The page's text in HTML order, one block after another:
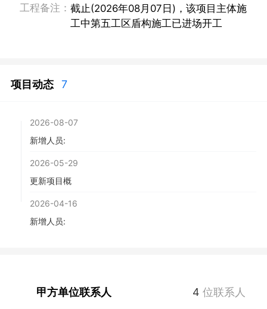
全线平均站间距为1.33公里。线路另设一站一场，于北
端设黄河北车辆基地，中部设西周家庄停车场。车辆采
工程备注： 截止(2026年08月07日)，该项目主体施
工中第五工区盾构施工已进场开工
项目动态 7
2026-08-07
新增人员:
2026-05-29
更新项目概
2026-04-16
新增人员:
甲方单位联系人 4 位联系人